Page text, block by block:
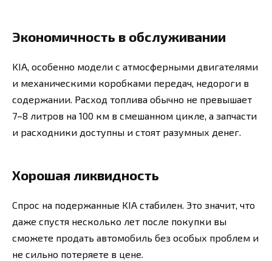
Экономичность в обслуживании
KIA, особенно модели с атмосферными двигателями
и механическими коробками передач, недороги в
содержании. Расход топлива обычно не превышает
7–8 литров на 100 км в смешанном цикле, а запчасти
и расходники доступны и стоят разумных денег.
Хорошая ликвидность
Спрос на подержанные KIA стабилен. Это значит, что
даже спустя несколько лет после покупки вы
сможете продать автомобиль без особых проблем и
не сильно потеряете в цене.